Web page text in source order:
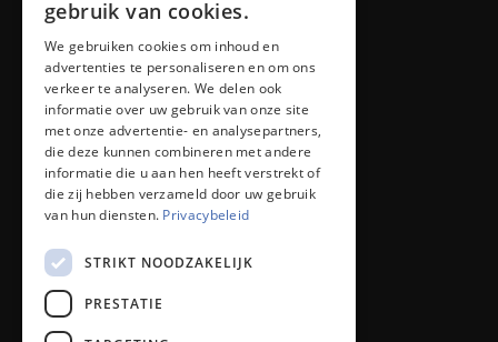
iolan@iolan.com
+31 (0)76 50 26 100
gebruik van cookies.
We gebruiken cookies om inhoud en
advertenties te personaliseren en om ons
verkeer te analyseren. We delen ook
informatie over uw gebruik van onze site
met onze advertentie- en analysepartners,
die deze kunnen combineren met andere
informatie die u aan hen heeft verstrekt of
die zij hebben verzameld door uw gebruik
van hun diensten. Privacybeleid
STRIKT NOODZAKELIJK
PRESTATIE